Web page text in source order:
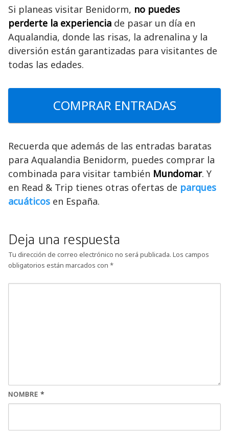
Si planeas visitar Benidorm, no puedes
perderte la experiencia de pasar un día en
Aqualandia, donde las risas, la adrenalina y la
diversión están garantizadas para visitantes de
todas las edades.
COMPRAR ENTRADAS
Recuerda que además de las entradas baratas
para Aqualandia Benidorm, puedes comprar la
combinada para visitar también Mundomar. Y
en Read & Trip tienes otras ofertas de parques
acuáticos en España.
Deja una respuesta
Tu dirección de correo electrónico no será publicada. Los campos
obligatorios están marcados con *
NOMBRE *